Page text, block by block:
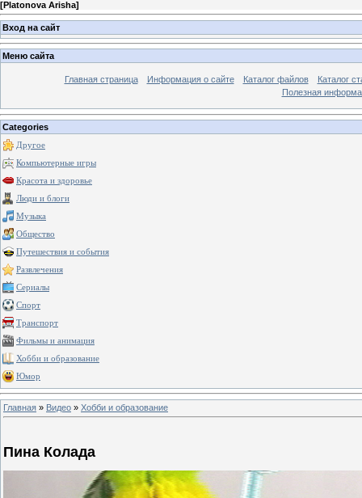
[Platonova Arisha]
Вход на сайт
Меню сайта
Главная страница Информация о сайте Каталог файлов
Каталог
Полезная
Categories
Другое
Компьютерные игры
Красота и здоровье
Люди и блоги
Музыка
Общество
Путешествия и события
Развлечения
Сериалы
Спорт
Транспорт
Фильмы и анимация
Хобби и образование
Юмор
Главная » Видео » Хобби и образование
Пина Колада